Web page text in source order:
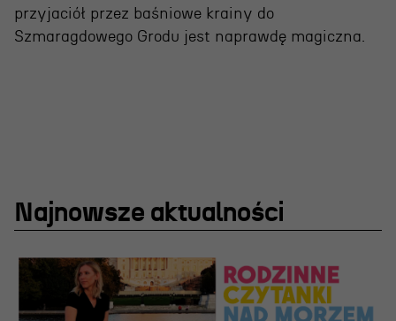
przyjaciół przez baśniowe krainy do
Szmaragdowego Grodu jest naprawdę magiczna.
Najnowsze aktualności